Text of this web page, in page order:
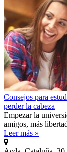
Consejos para
perder la cabeza
Empezar la
amigos, más
Leer más »